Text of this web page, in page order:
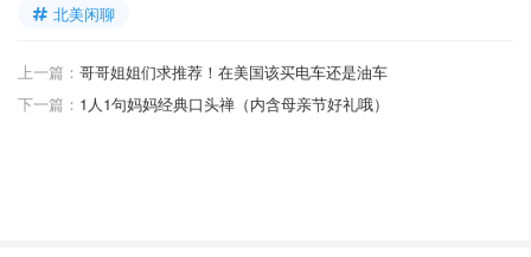
北美闲聊
上一篇： 哥哥姐姐们求推荐！在美国该买电车还是油车
下一篇： 1人1句妈妈经典口头禅（内含母亲节好礼哦）